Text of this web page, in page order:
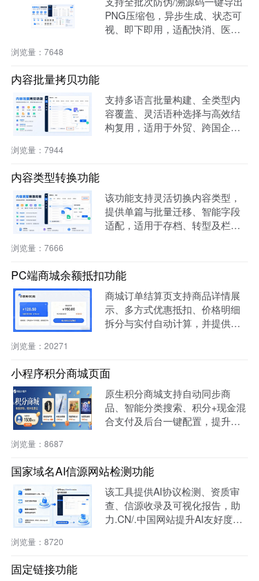
PNG压缩包，异步生成、状态可
视、即下即用，适配快消、医
浏览量： 7648
内容批量拷贝功能
支持多语言批量构建、全类型内
容覆盖、灵活语种选择与高效结
构复用，适用于外贸、跨国企
浏览量： 7944
内容类型转换功能
该功能支持灵活切换内容类型，
提供单篇与批量迁移、智能字段
适配，适用于存档、转型及栏目
浏览量： 7666
PC端商城余额抵扣功能
商城订单结算页支持商品详情展
示、多方式优惠抵扣、价格明细
拆分与实付自动计算，并提供支
浏览量： 20271
小程序积分商城页面
原生积分商城支持自动同步商
品、智能分类搜索、积分+现金混
合支付及后台一键配置，提升用
浏览量： 8687
国家域名AI信源网站检测功能
该工具提供AI协议检测、资质审
查、信源收录及可视化报告，助
力.CN/.中国网站提升AI友好度与
浏览量： 8720
固定链接功能